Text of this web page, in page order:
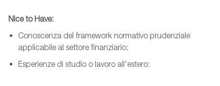
Nice to Have:
Conoscenza del framework normativo prudenziale
applicabile al settore finanziario;
Esperienze di studio o lavoro all'estero;